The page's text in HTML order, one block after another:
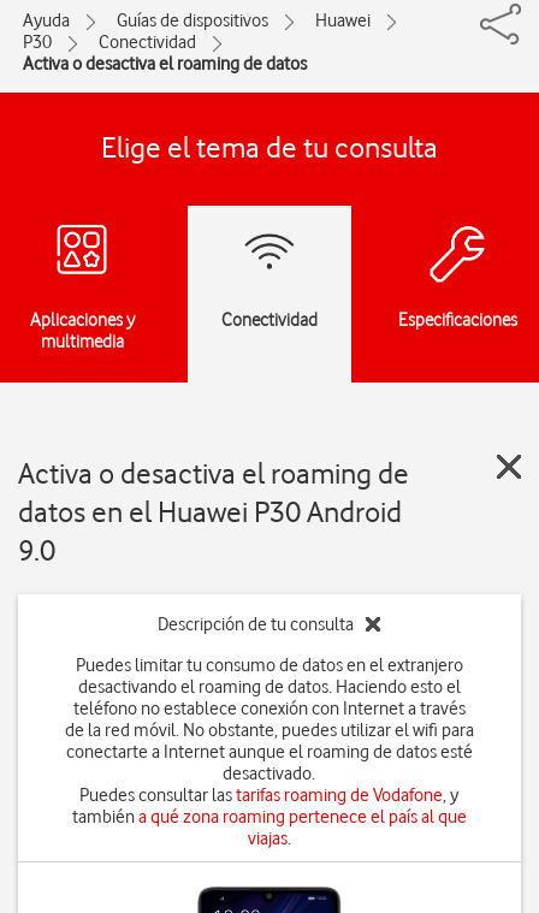
Ayuda Guías de dispositivos
Huawei
P30
Conectividad
Activa o desactiva el roaming de datos
Elige el tema de tu consulta
Aplicaciones y
multimedia
Conectividad Especificaciones
Activa o desactiva el roaming de
datos en el Huawei P30 Android
9.0
Descripción de tu consulta
Puedes limitar tu consumo de datos en el extranjero
desactivando el roaming de datos. Haciendo esto el
teléfono no establece conexión con Internet a través
de la red móvil. No obstante, puedes utilizar el wifi para
conectarte a Internet aunque el roaming de datos esté
desactivado.
Puedes consultar lastarifas roaming de Vodafone, y
tambiéna qué zona roaming pertenece el país al que
viajas.